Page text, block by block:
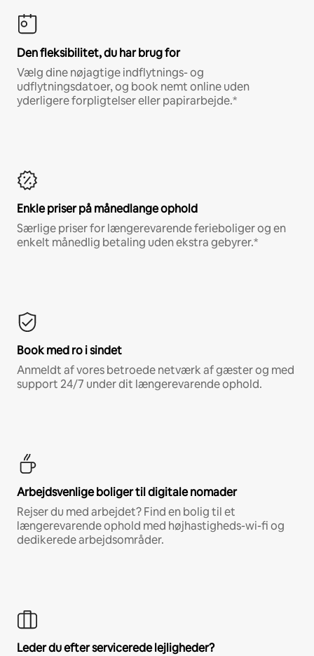
Den fleksibilitet, du har brug for
Vælg dine nøjagtige indflytnings- og
udflytningsdatoer, og book nemt online uden
yderligere forpligtelser eller papirarbejde.*
Enkle priser på månedlange ophold
Særlige priser for længerevarende ferieboliger og en
enkelt månedlig betaling uden ekstra gebyrer.*
Book med ro i sindet
Anmeldt af vores betroede netværk af gæster og med
support 24/7 under dit længerevarende ophold.
Arbejdsvenlige boliger til digitale nomader
Rejser du med arbejdet? Find en bolig til et
længerevarende ophold med højhastigheds-wi-fi og
dedikerede arbejdsområder.
Leder du efter servicerede lejligheder?